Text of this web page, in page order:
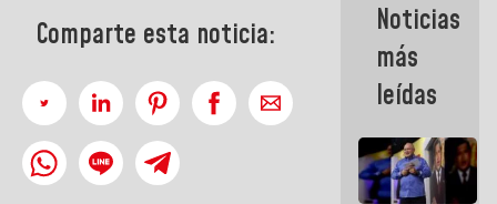
Comparte esta noticia: emprendedores
afectados
por
terremotos
Noticias
más
leídas